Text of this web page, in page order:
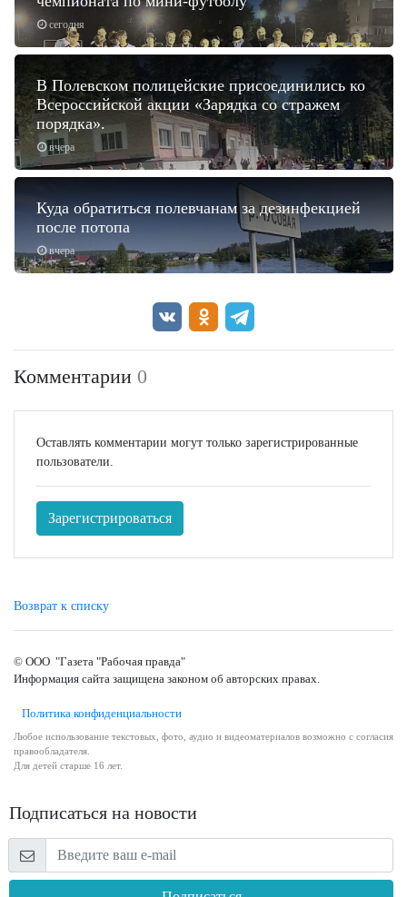
сегодня
вчера
В Полевском полицейские присоединились ко
Всероссийской акции «Зарядка со стражем
порядка».
вчера
Куда обратиться полевчанам за дезинфекцией
после потопа
Комментарии 0
Оставлять комментарии могут только зарегистрированные
пользователи.
Зарегистрироваться
Возврат к списку
© ООО "Газета "Рабочая правда"
Информация сайта защищена законом об авторских правах.
Политика конфиденциальности
Любое использование текстовых, фото, аудио и видеоматериалов возможно с согласия
правообладателя.
Для детей старше 16 лет.
Подписаться на новости